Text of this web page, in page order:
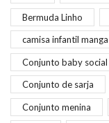
Bermuda Linho
camisa infantil
Conjunto baby social
Conjunto de sarja
Conjunto menina